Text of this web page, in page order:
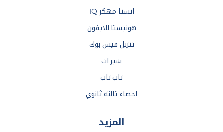
انستا مهكر IQ
هونيستا للايفون
تنزيل فيس بوك
شير ات
تاب تاب
احصاء تالته ثانوي
المزيد